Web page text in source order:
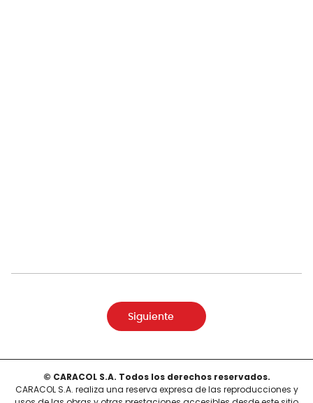
Siguiente
© CARACOL S.A. Todos los derechos reservados.
CARACOL S.A. realiza una reserva expresa de las reproducciones y